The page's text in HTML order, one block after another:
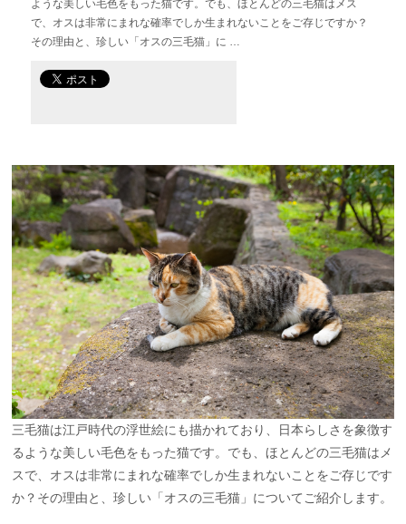
ような美しい毛色をもった猫です。でも、ほとんどの三毛猫はメス
で、オスは非常にまれな確率でしか生まれないことをご存じですか？
その理由と、珍しい「オスの三毛猫」に …
三毛猫は江戸時代の浮世絵にも描かれており、日本らしさを象徴す
るような美しい毛色をもった猫です。でも、ほとんどの三毛猫はメ
スで、オスは非常にまれな確率でしか生まれないことをご存じです
か？その理由と、珍しい「オスの三毛猫」についてご紹介します。